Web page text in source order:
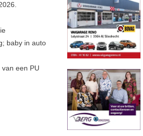
baby in auto
van een PU